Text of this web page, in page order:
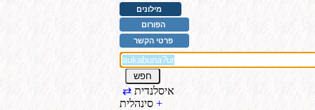
מילונים
הפורום
פרטי הקשר
איסלנדית ⇄
+